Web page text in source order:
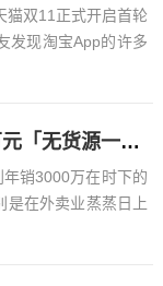
猫双11正式开启首轮
发现淘宝App的许多
一次性电商产品如何做到年销3000万元「无货源一件代发怎样经营」
年销3000万在时下的
是在外卖业蒸蒸日上